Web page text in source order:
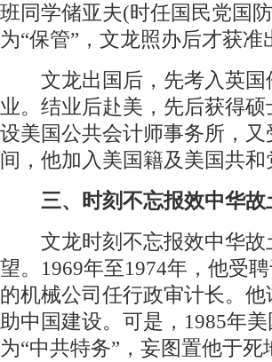
班同学储亚夫(时任国民党国
为“保管”，文龙照办后才获准
文龙出国后，先考入英国
业。结业后赴美，先后获得
设美国公共会计师事务所，
间，他加入美国籍及美国共和
三、时刻不忘报效中华故
文龙时刻不忘报效中华故
望。1969年至1974年，他受
的机械公司任行政审计长。
助中国建设。可是，1985年
为“中共特务”，妄图置他于